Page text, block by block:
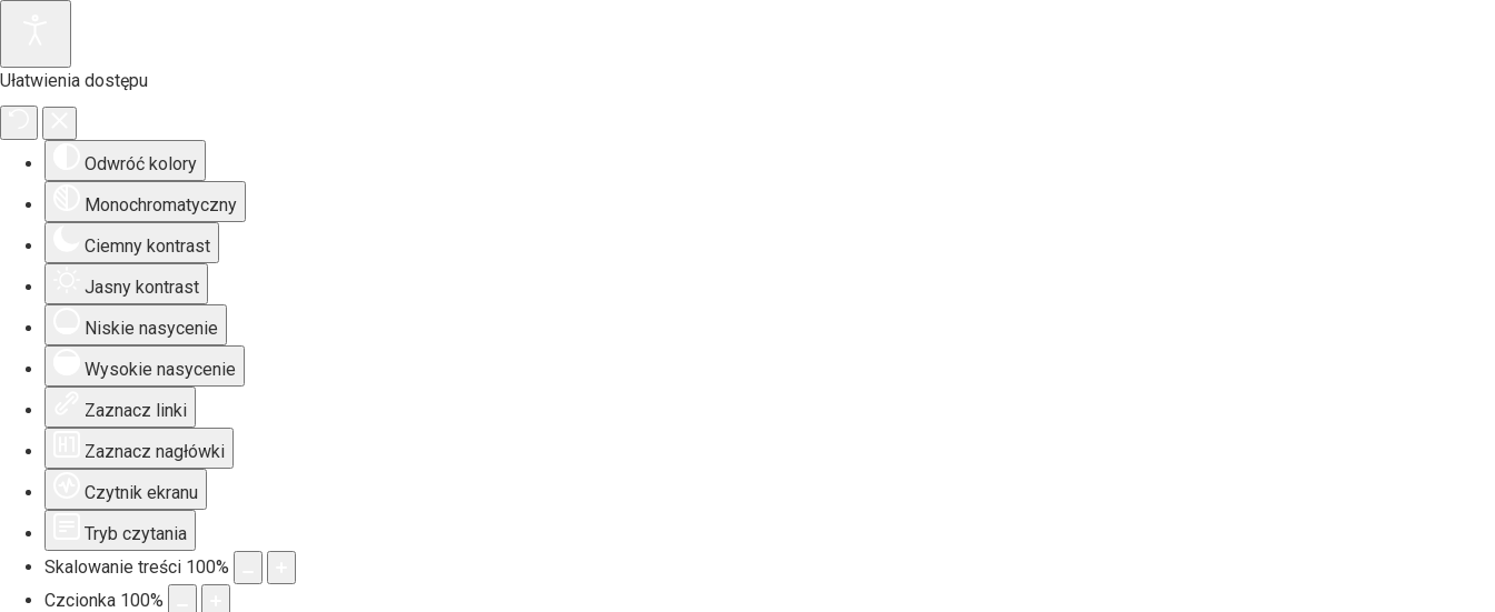
Ułatwienia dostępu
Odwróć kolory
Monochromatyczny
Ciemny kontrast
Jasny kontrast
Niskie nasycenie
Wysokie nasycenie
Zaznacz linki
Zaznacz nagłówki
Czytnik ekranu
Tryb czytania
Skalowanie treści 100%
Czcionka 100%